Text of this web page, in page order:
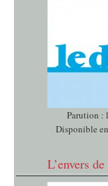
Parution :
Disponible
L’envers